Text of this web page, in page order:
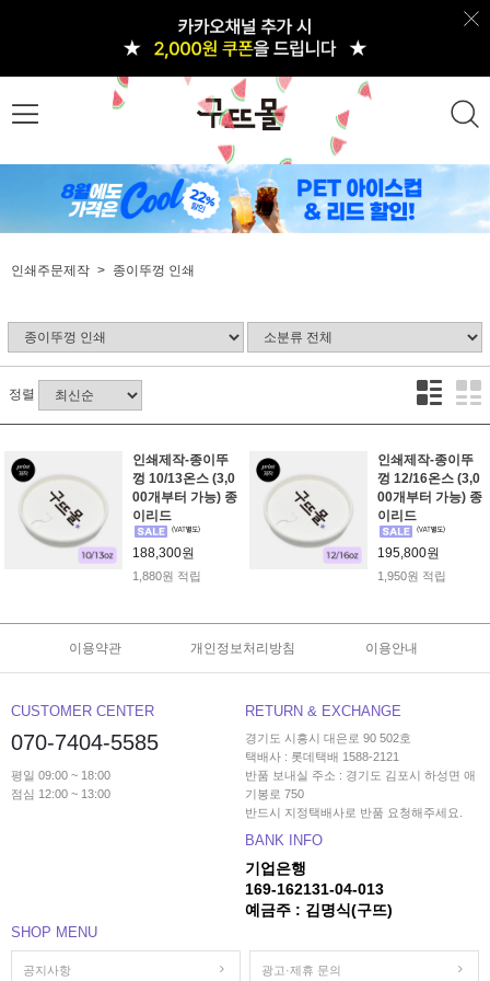
인쇄주문제작 종이뚜껑 인쇄
정렬
인쇄제작-종이뚜
껑 10/13온스 (3,0
00개부터 가능) 종
이리드
188,300원
1,880원 적립
인쇄제작-종이뚜
껑 12/16온스 (3,0
00개부터 가능) 종
이리드
195,800원
1,950원 적립
이용약관 개인정보처리방침 이용안내
CUSTOMER CENTER
070-7404-5585
평일 09:00 ~ 18:00
점심 12:00 ~ 13:00
RETURN & EXCHANGE
경기도 시흥시 대은로 90 502호
택배사 : 롯데택배 1588-2121
반품 보내실 주소 : 경기도 김포시 하성면 애
기봉로 750
반드시 지정택배사로 반품 요청해주세요.
BANK INFO
기업은행
169-162131-04-013
예금주 : 김명식(구뜨)
SHOP MENU
공지사항 광고·제휴 문의